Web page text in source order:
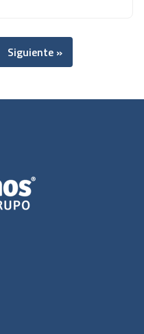
Siguiente »